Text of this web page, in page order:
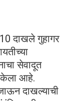
दाखले गुहागर
सेवादूत
केला आहे.
दाखल्याची